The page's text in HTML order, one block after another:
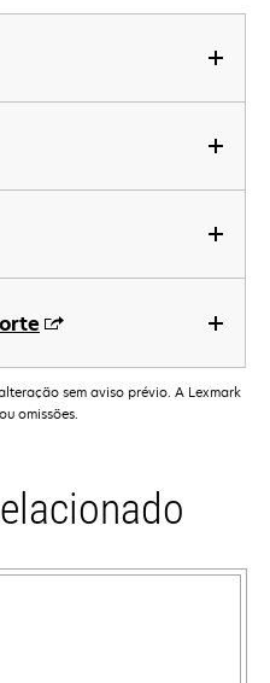
sem aviso prévio. A Lexmark
omissões.